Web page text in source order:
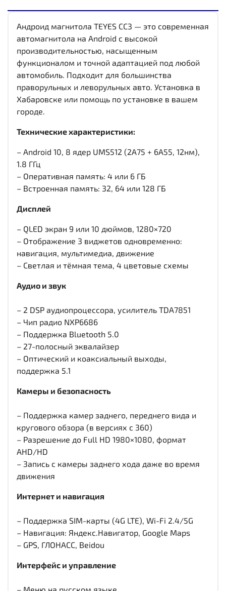
Андроид магнитола TEYES CC3 — это современная
автомагнитола на Android с высокой
производительностью, насыщенным
функционалом и точной адаптацией под любой
автомобиль. Подходит для большинства
праворульных и леворульных авто. Установка в
Хабаровске или помощь по установке в вашем
городе.
Технические характеристики:
– Android 10, 8 ядер UMS512 (2A75 + 6A55, 12нм),
1.8 ГГц
– Оперативная память: 4 или 6 ГБ
– Встроенная память: 32, 64 или 128 ГБ
Дисплей
– QLED экран 9 или 10 дюймов, 1280×720
– Отображение 3 виджетов одновременно:
навигация, мультимедиа, движение
– Светлая и тёмная тема, 4 цветовые схемы
Аудио и звук
– 2 DSP аудиопроцессора, усилитель TDA7851
– Чип радио NXP6686
– Поддержка Bluetooth 5.0
– 27-полосный эквалайзер
– Оптический и коаксиальный выходы,
поддержка 5.1
Камеры и безопасность
– Поддержка камер заднего, переднего вида и
кругового обзора (в версиях с 360)
– Разрешение до Full HD 1980×1080, формат
AHD/HD
– Запись с камеры заднего хода даже во время
движения
Интернет и навигация
– Поддержка SIM-карты (4G LTE), Wi-Fi 2.4/5G
– Навигация: Яндекс.Навигатор, Google Maps
– GPS, ГЛОНАСС, Beidou
Интерфейс и управление